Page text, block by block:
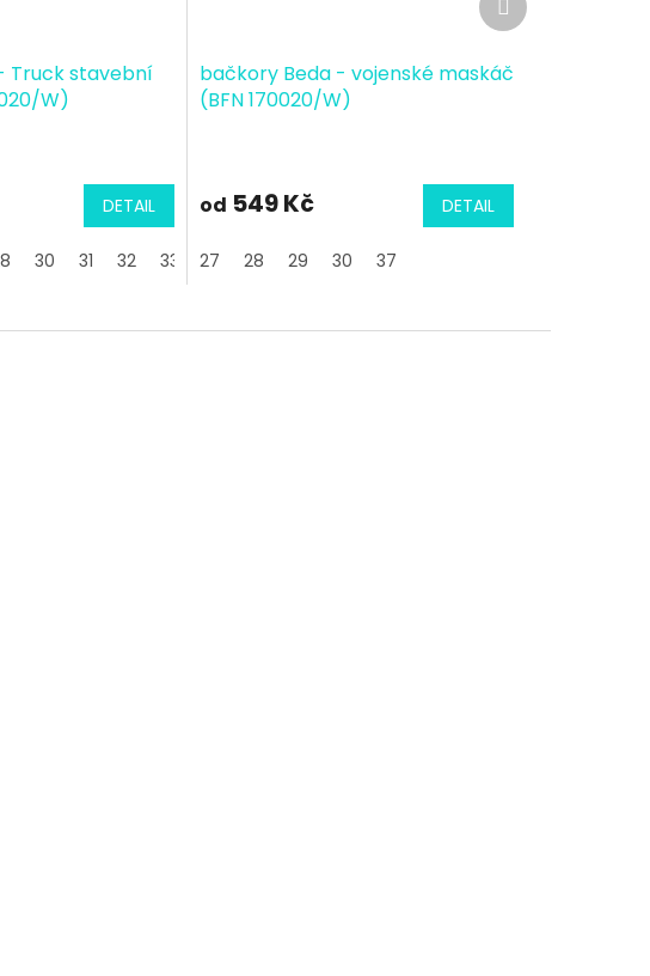
Truck stavební
W)
DETAIL
30 31 32 33 34
bačkory Beda - vojenské maskáč
(BFN 170020/W)
od 549 Kč DETAIL
27 28 29 30 37
produkt